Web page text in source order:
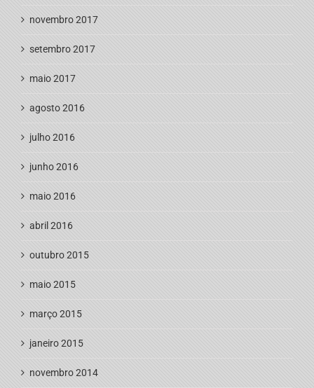
novembro 2017
setembro 2017
maio 2017
agosto 2016
julho 2016
junho 2016
maio 2016
abril 2016
outubro 2015
maio 2015
março 2015
janeiro 2015
novembro 2014